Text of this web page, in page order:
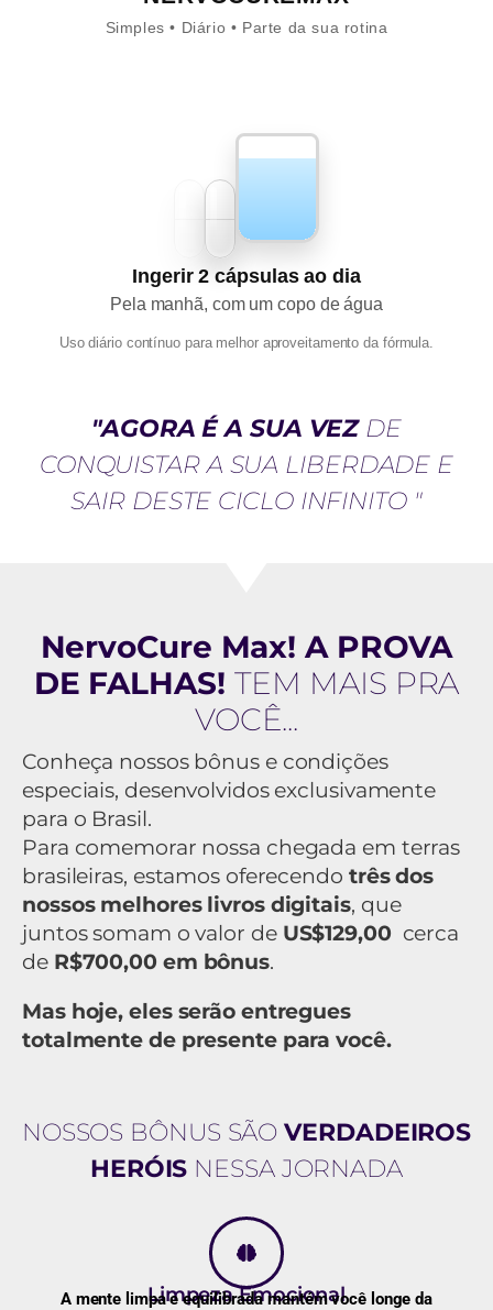
Simples • Diário • Parte da sua rotina
Ingerir 2 cápsulas ao dia
Pela manhã, com um copo de água
Uso diário contínuo para melhor aproveitamento da fórmula.
"AGORA É A SUA VEZDE
CONQUISTAR A SUA LIBERDADE E
SAIR DESTE CICLO INFINITO "
NervoCure Max! A PROVA
DE FALHAS! TEM MAIS PRA
VOCÊ...
Conheça nossos bônus e condições
especiais, desenvolvidos exclusivamente
para o Brasil.
Para comemorar nossa chegada em terras
brasileiras, estamos oferecendo três dos
nossos melhores livros digitais, que
juntos somam o valor de US$129,00cerca
de R$700,00 em bônus.
Mas hoje, eles serão entregues
totalmente de presente para você.
NOSSOS BÔNUS SÃOVERDADEIROS
HERÓIS NESSA JORNADA
Limpeza Emocional
A mente limpa e equilibrada mantém você longe da